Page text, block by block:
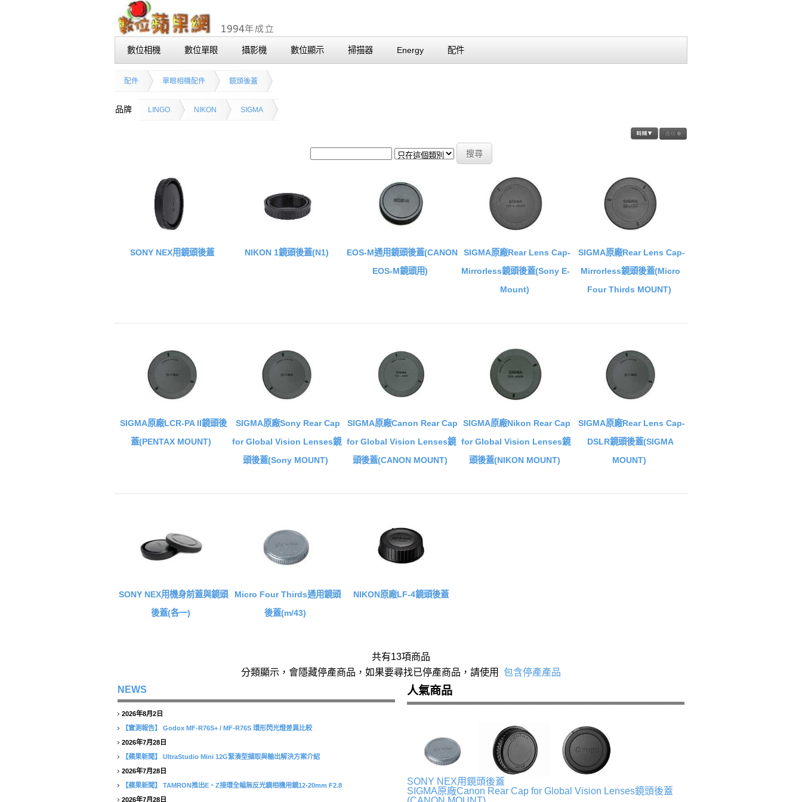
數位相機 數位單眼 攝影機 數位顯示 掃描器 Energy 配件
配件 單眼相機配件 鏡頭後蓋
品牌 LINGO NIKON SIGMA
SONY NEX用鏡頭後蓋 NIKON 1鏡頭後蓋(N1)
EOS-M通用鏡頭後蓋(CANON
EOS-M鏡頭用)
SIGMA原廠Rear Lens Cap-
Mirrorless鏡頭後蓋(Sony E-
Mount)
SIGMA原廠Rear Lens Cap-
Mirrorless鏡頭後蓋(Micro
Four Thirds MOUNT)
SIGMA原廠LCR-PA II鏡頭後
蓋(PENTAX MOUNT)
SIGMA原廠Sony Rear Cap
for Global Vision Lenses鏡
頭後蓋(Sony MOUNT)
SIGMA原廠Canon Rear Cap
for Global Vision Lenses鏡
頭後蓋(CANON MOUNT)
SIGMA原廠Nikon Rear Cap
for Global Vision Lenses鏡
頭後蓋(NIKON MOUNT)
SIGMA原廠Rear Lens Cap-
DSLR鏡頭後蓋(SIGMA
MOUNT)
SONY NEX用機身前蓋與鏡頭
後蓋(各一)
Micro Four Thirds通用鏡頭
後蓋(m/43)
NIKON原廠LF-4鏡頭後蓋
共有13項商品
分類顯示，會隱藏停產商品，如果要尋找已停產商品，請使用 包含停產產品
NEWS
2026年8月2日
【實測報告】
Godox MF-R76S+ / MF-R76S 環形閃光燈差異比較
2026年7月28日
【蘋果新聞】
UltraStudio Mini 12G緊湊型擷取與輸出解決方案介紹
2026年7月28日
【蘋果新聞】
TAMRON推出E、Z接環全幅無反光鏡相機用鏡12-20mm F2.8
2026年7月28日
人氣商品
SONY NEX用鏡頭後蓋
SIGMA原廠Canon Rear Cap for Global Vision Lenses鏡頭後蓋